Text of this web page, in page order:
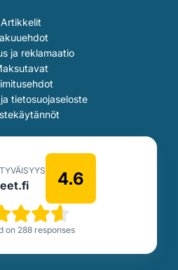
Artikkelit
ja reklamaatio
tietosuojaseloste
4.6
on 288 responses